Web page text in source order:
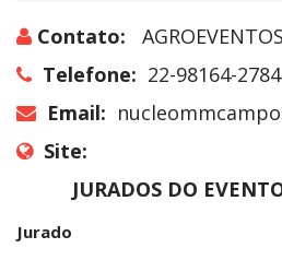
Contato:
Telefone: 22-98164-
Email:
Site:
JURADOS DO
Jurado